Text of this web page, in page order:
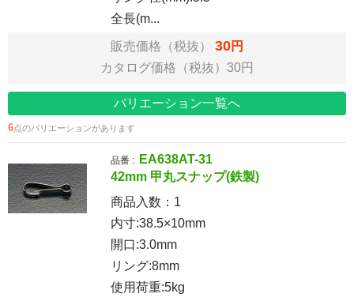
全長(m...
販売価格（税抜） 30円
カタログ価格（税抜）30円
バリエーション一覧へ
6点のバリエーションがあります
品番 :
EA638AT-31
42mm 甲丸スナップ(鉄製)
商品入数： 1
内寸:38.5×10mm
開口:3.0mm
リング:8mm
使用荷重:5kg